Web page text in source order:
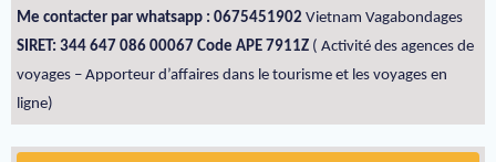
Me contacter par whatsapp : 0675451902 Vietnam Vagabondages
SIRET: 344 647 086 00067 Code APE 7911Z ( Activité des agences de
voyages – Apporteur d’affaires dans le tourisme et les voyages en
ligne)